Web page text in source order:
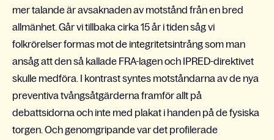
mer talande är avsaknaden av motstånd från en bred
allmänhet. Går vi tillbaka cirka 15 år i tiden såg vi
folkrörelser formas mot de integritetsintrång som man
ansåg att den så kallade FRA-lagen och IPRED-direktivet
skulle medföra. I kontrast syntes motståndarna av de nya
preventiva tvångsåtgärderna framför allt på
debattsidorna och inte med plakat i handen på de fysiska
torgen. Och genomgripande var det profilerade